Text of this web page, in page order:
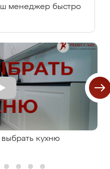
менеджер быстро
кухню